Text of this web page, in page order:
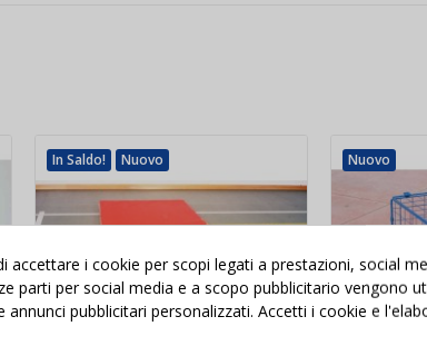
In Saldo! Nuovo Nuovo
accettare i cookie per scopi legati a prestazioni, social
parti per social media e a scopo pubblicitario vengono
pubblicitari personalizzati. Accetti i cookie e